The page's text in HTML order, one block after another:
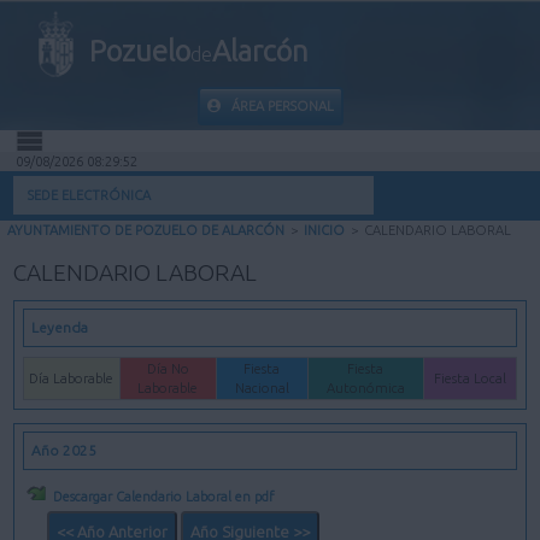
PozuelodeAlarcón
ÁREA PERSONAL
INICIO
MI CARPETA
INFORMACIÓN MUNICIPAL
AYUDA
09/08/2026 08:29:52
SEDE ELECTRÓNICA
AYUNTAMIENTO DE POZUELO DE ALARCÓN > INICIO > CALENDARIO LABORAL
CALENDARIO LABORAL
Leyenda
Día Laborable
Día No
Laborable
Fiesta
Nacional
Fiesta Local
Año 2025
Descargar Calendario Laboral en pdf
<< Año Anterior Año Siguiente >>